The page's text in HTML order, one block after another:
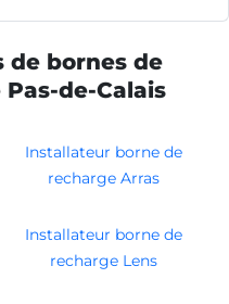
de bornes de
de-Calais
Installateur borne de
recharge Arras
Installateur borne de
recharge Lens